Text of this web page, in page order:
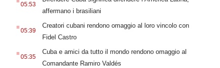
05:53
affermano i brasiliani
.05:39
Creatori cubani rendono omaggio al loro vincolo con
Fidel Castro
.05:35
Cuba e amici da tutto il mondo rendono omaggio al
Comandante Ramiro Valdés